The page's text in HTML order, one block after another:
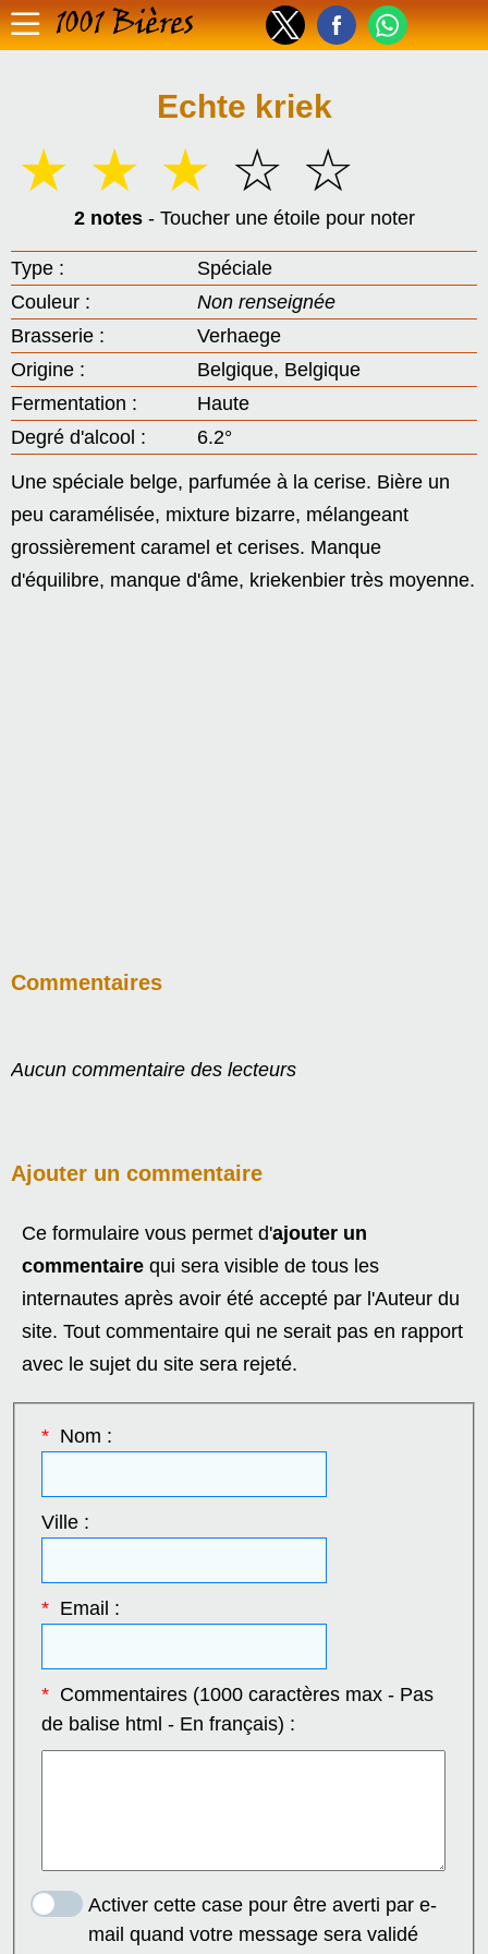
1001 Bières
Echte kriek
☆
☆
☆
☆
☆
2 notes- Toucher une étoile pour noter
Type :
Spéciale
Couleur :
Non renseignée
Brasserie :
Verhaege
Origine :
Belgique, Belgique
Fermentation :
Haute
Degré d'alcool :
6.2°
Une spéciale belge, parfumée à la cerise. Bière un
peu caramélisée, mixture bizarre, mélangeant
grossièrement caramel et cerises. Manque
d'équilibre, manque d'âme, kriekenbier très moyenne.
Commentaires
Aucun commentaire des lecteurs
Ajouter un commentaire
Ce formulaire vous permet d'ajouter un
commentaire qui sera visible de tous les
internautes après avoir été accepté par l'Auteur du
site. Tout commentaire qui ne serait pas en rapport
avec le sujet du site sera rejeté.
*Nom :
Ville :
*Email :
*Commentaires (1000 caractères max - Pas
de balise html - En français) :
Activer cette case pour être averti par e-
mail quand votre message sera validé